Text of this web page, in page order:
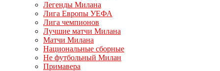
Легенды Милана
Лига Европы УЕФА
Лига чемпионов
Лучшие матчи Милана
Матчи Милана
Национальные сборные
Не футбольный Милан
Примавера